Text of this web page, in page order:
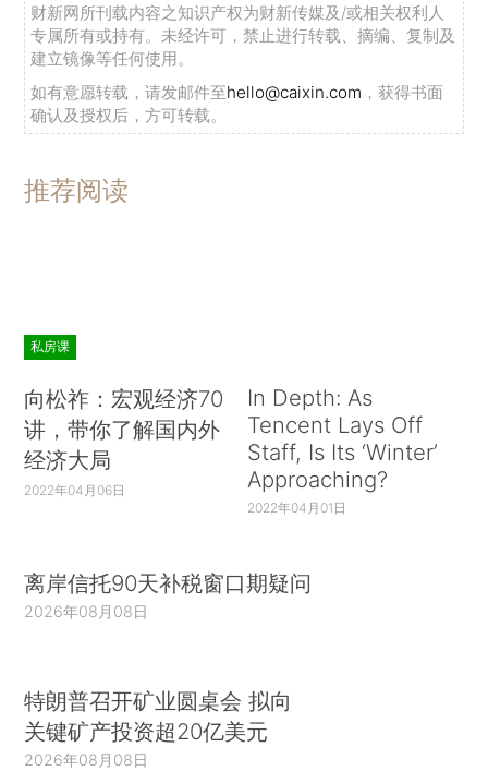
财新网所刊载内容之知识产权为财新传媒及/或相关权利人
专属所有或持有。未经许可，禁止进行转载、摘编、复制及
建立镜像等任何使用。
如有意愿转载，请发邮件至hello@caixin.com ，获得书面
确认及授权后，方可转载。
推荐阅读
私房课
向松祚：宏观经济70
讲，带你了解国内外
经济大局
2022年04月06日
In Depth: As
Tencent Lays Off
Staff, Is Its ‘Winter’
Approaching?
2022年04月01日
离岸信托90天补税窗口期疑问
2026年08月08日
特朗普召开矿业圆桌会 拟向
关键矿产投资超20亿美元
2026年08月08日